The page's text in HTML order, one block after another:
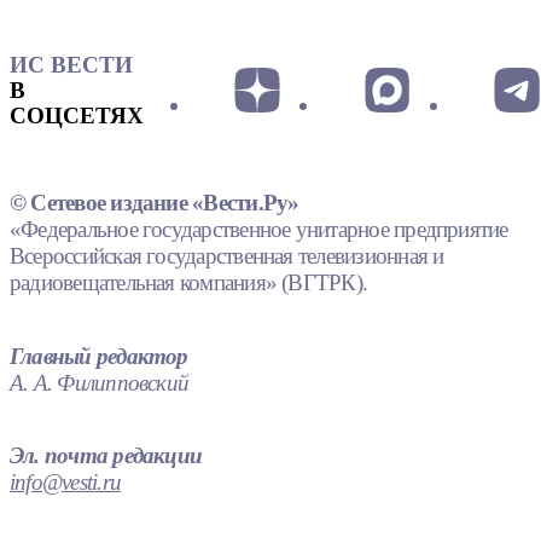
ИС ВЕСТИ
В
СОЦСЕТЯХ
© Сетевое издание «Вести.Ру»
«Федеральное государственное унитарное предприятие
Всероссийская государственная телевизионная и
радиовещательная компания» (ВГТРК).
Главный редактор
А. А. Филипповский
Эл. почта редакции
info@vesti.ru